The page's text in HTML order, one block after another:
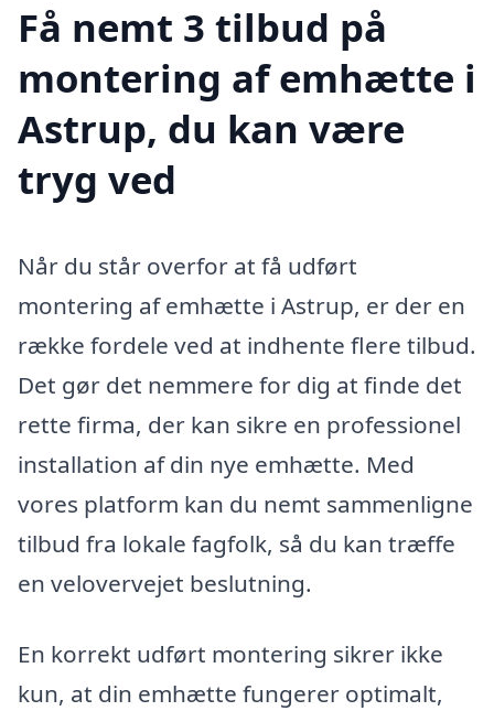
Få nemt 3 tilbud på
montering af emhætte i
Astrup, du kan være
tryg ved
Når du står overfor at få udført
montering af emhætte i Astrup, er der en
række fordele ved at indhente flere tilbud.
Det gør det nemmere for dig at finde det
rette firma, der kan sikre en professionel
installation af din nye emhætte. Med
vores platform kan du nemt sammenligne
tilbud fra lokale fagfolk, så du kan træffe
en velovervejet beslutning.
En korrekt udført montering sikrer ikke
kun, at din emhætte fungerer optimalt,